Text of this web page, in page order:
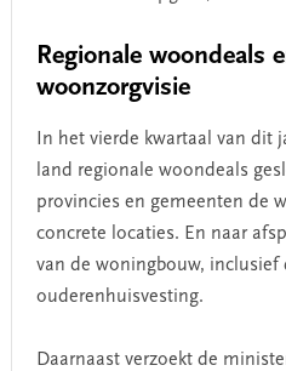
Regionale woondeals
woonzorgvisie
In het vierde kwartaal van dit
land regionale woondeals
provincies en gemeenten de
concrete locaties. En naar
van de woningbouw, inclusief
ouderenhuisvesting.
Daarnaast verzoekt de